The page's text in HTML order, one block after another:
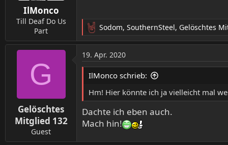
IlMonco
Till Deaf Do Us
Part
R
e
a
k
t
o
n
e
n
:
Sodom, SouthernSteel, Gelöschtes
G
Gelöschtes
Mitglied 132
Guest
19. Apr. 2020
IlMonco schrieb:
Hm! Hier könnte ich ja vielleicht mal
Dachte ich eben auch.
Mach hin!